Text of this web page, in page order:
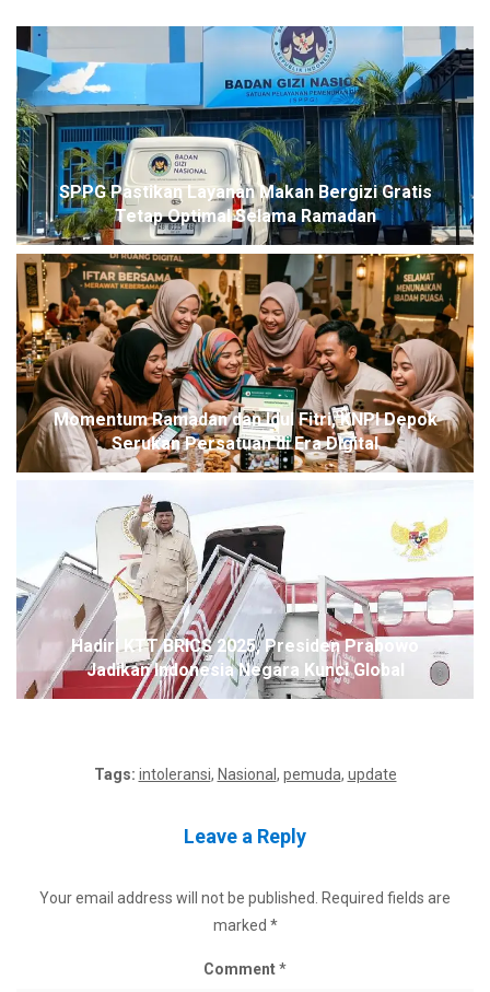
SPPG Pastikan Layanan Makan Bergizi Gratis
Tetap Optimal Selama Ramadan
Momentum Ramadan dan Idul Fitri, KNPI Depok
Serukan Persatuan di Era Digital
Hadiri KTT BRICS 2025, Presiden Prabowo
Jadikan Indonesia Negara Kunci Global
Tags: intoleransi, Nasional , pemuda, update
Leave a Reply
Your email address will not be published.
Required fields are
marked *
Comment*